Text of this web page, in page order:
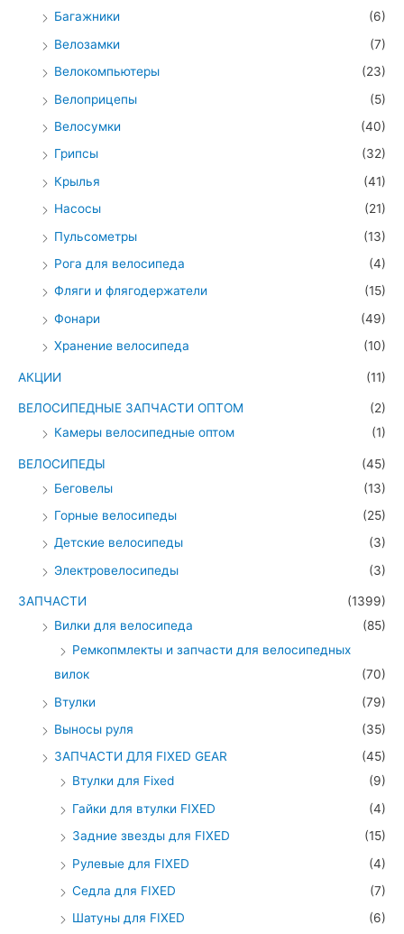
Багажники
(6)
Велозамки
(7)
Велокомпьютеры
(23)
Велоприцепы
(5)
Велосумки
(40)
Грипсы
(32)
Крылья
(41)
Насосы
(21)
Пульсометры
(13)
Рога для велосипеда
(4)
Фляги и флягодержатели
(15)
Фонари
(49)
Хранение велосипеда
(10)
АКЦИИ (11)
ВЕЛОСИПЕДНЫЕ ЗАПЧАСТИ ОПТОМ
(2)
Камеры велосипедные оптом
(1)
ВЕЛОСИПЕДЫ
(45)
Беговелы
(13)
Горные велосипеды
(25)
Детские велосипеды
(3)
Электровелосипеды
(3)
ЗАПЧАСТИ
(1399)
Вилки для велосипеда
(85)
Ремкопмлекты и запчасти для велосипедных
вилок
(70)
Втулки
(79)
Выносы руля
(35)
ЗАПЧАСТИ ДЛЯ FIXED GEAR
(45)
Втулки для Fixed
(9)
Гайки для втулки FIXED
(4)
Задние звезды для FIXED
(15)
Рулевые для FIXED
(4)
Седла для FIXED
(7)
Шатуны для FIXED
(6)